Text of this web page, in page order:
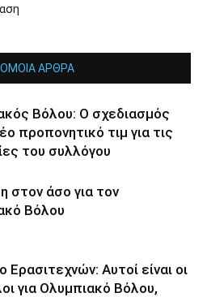
ΑΡΘΡΑ
Βόλου: Ο σχεδιασμός
προπονητικό τιμ για τις
του συλλόγου
στον άσο για τον
Βόλου
Ερασιτεχνών: Αυτοί είναι οι
για Ολυμπιακό Βόλου,